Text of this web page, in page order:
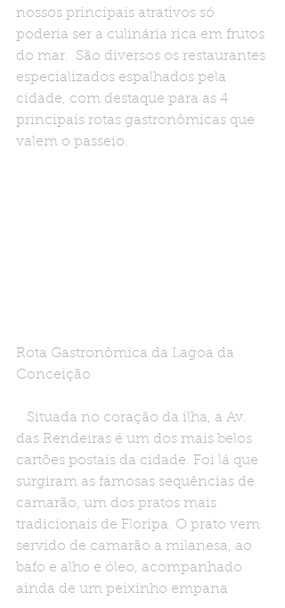
nossos principais atrativos só
poderia ser a culinária rica em frutos
do mar.  São diversos os restaurantes
especializados espalhados pela
cidade, com destaque para as 4
principais rotas gastronômicas que
valem o passeio.
Rota Gastronômica da Lagoa da
Conceição
das Rendeiras é um dos mais belos
cartões postais da cidade. Foi lá que
surgiram as famosas sequências de
camarão, um dos pratos mais
tradicionais de Floripa. O prato vem
servido de camarão a milanesa, ao
bafo e alho e óleo, acompanhado
ainda de um peixinho empana